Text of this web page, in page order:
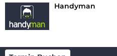
Handyman